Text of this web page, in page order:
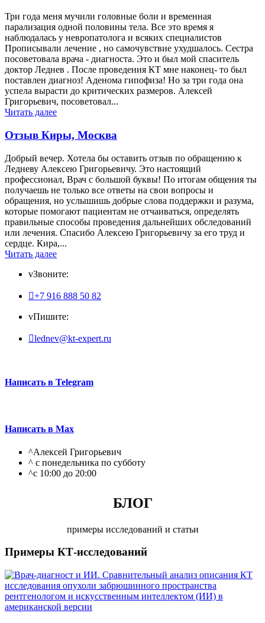
Три года меня мучили головные боли и временная
парализация одной половины тела. Все это время я
наблюдалась у невропатолога и всяких специалистов
Прописывали лечение , но самочувствие ухудшалось. Сестра
посоветовала врача - диагноста. Это и был мой спаситель
доктор Леднев . После проведения КТ мне наконец- то был
поставлен диагноз! Аденома гипофиза! Но за три года она
успела вырасти до критических размеров. Алексей
Григорьевич, посоветовал...
Читать далее
Отзыв Киры, Москва
Добрый вечер. Хотела бы оставить отзыв по обращению к
Ледневу Алексею Григорьевичу. Это настоящий
профессионал, Врач с большой буквы! По итогам общения ты
получаешь не только все ответы на свои вопросы и
обращения, но услышишь добрые слова поддержки и разума,
которые помогают пациентам не отчаиваться, определять
правильные способы проведения дальнейших обследований
или лечения. Спасибо Алексею Григорьевичу за его труд и
сердце. Кира,...
Читать далее
vЗвоните:
+7 916 888 50 82
vПишите:
lednev@kt-expert.ru
Написать в Telegram
Написать в Max
^Алексей Григорьевич
^ с понедельника по субботу
^с 10:00 до 20:00
БЛОГ
примеры исследований и статьи
Примеры КТ-исследований